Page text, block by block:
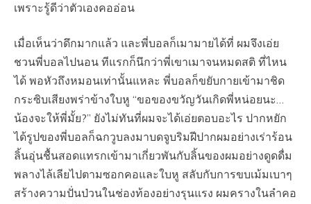
เพราะรู้ดีว่าตัวเองคออ่อน
เมื่อเห็นว่าดึกมากแล้ว และพี่บอลก็เมามายได้ที่ ผมจึงเอ่ย
ชวนพี่บอลไปนอน ทีแรกก็นึกว่าพี่เขาเมาจนหมดสติ ที่ไหน
ได้ พอหัวถึงหมอนเท่านั้นแหละ พี่บอลก็ขยับกายเข้ามาชิด
กระซิบเสียงพร่าข้างใบหู “ขอของขวัญวันเกิดพี่หน่อยนะ…
น้องจะให้พี่มั้ย?” ยังไม่ทันที่ผมจะได้เอ่ยตอบอะไร ปากหยัก
ได้รูปของพี่บอลก็ฉกวูบลงมาบดจูบริมฝีปากผมอย่างเร่าร้อน
ลิ้นอุ่นชื้นสอดแทรกเข้ามาเกี่ยวพันกับลิ้นของผมอย่างดูดดื่ม
พลางไล้เลียไปตามซอกคอและใบหู สลับกับการขบเม้มเบาๆ
สร้างความปั่นป่วนในช่องท้องอย่างรุนแรง ผมครางในลำคอ